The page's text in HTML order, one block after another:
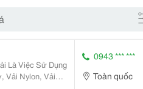
Là Việc Sử Dụng
Vải Nylon, Vải
0943 *** ***
Toàn quốc